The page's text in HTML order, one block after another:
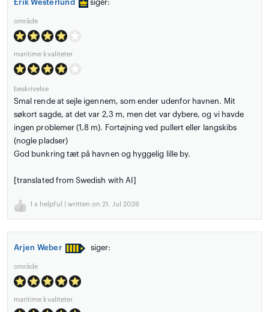
Erik Westerlund siger:
område
maritime kvaliteter
beskrivelse
Smal rende at sejle igennem, som ender udenfor havnen. Mit
søkort sagde, at det var 2,3 m, men det var dybere, og vi havde
ingen problemer (1,8 m). Fortøjning ved pullert eller langskibs
(nogle pladser)
God bunkring tæt på havnen og hyggelig lille by.
[translated from Swedish with AI]
1 x helpful | written on 21. Jul 2026
Arjen Weber siger:
område
maritime kvaliteter